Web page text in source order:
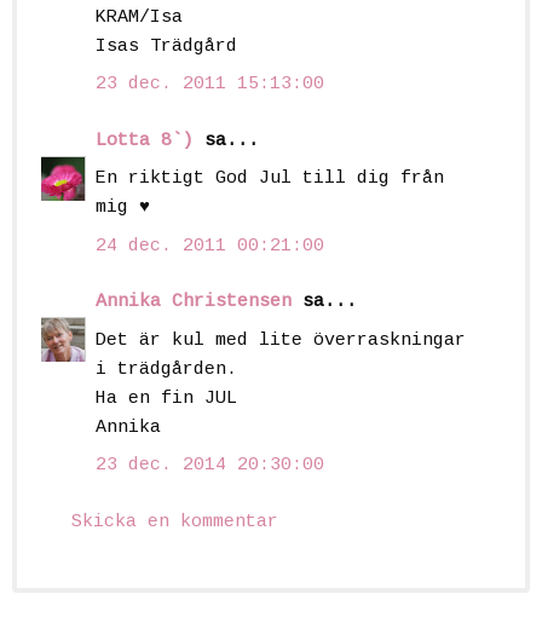
KRAM/Isa
Isas Trädgård
23 dec. 2011 15:13:00
Lotta 8`)
sa...
En riktigt God Jul till dig från
mig ♥
24 dec. 2011 00:21:00
Annika Christensen sa...
Det är kul med lite överraskningar
i trädgården.
Ha en fin JUL
Annika
23 dec. 2014 20:30:00
Skicka en kommentar